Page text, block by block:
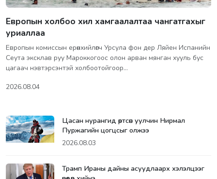
Европын холбоо хил хамгаалалтаа чангатгахыг
уриаллаа
Европын комиссын ерөнхийлөгч Урсула фон дер Ляйен Испанийн
Сеута эксклав руу Мароккогоос олон арван мянган хууль бус
цагаач нэвтэрсэнтэй холбоотойгоор…
2026.08.04
Цасан нурангид өртсөн уулчин Нирмал
Пуржагийн цогцсыг олжээ
2026.08.03
Трамп Ираны дайны асуудлаарх хэлэлцээг